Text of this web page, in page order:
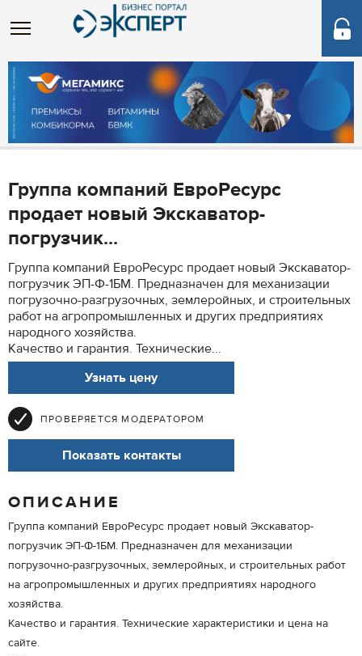
Группа компаний ЕвроРесурс
продает новый Экскаватор-
погрузчик...
Группа компаний ЕвроРесурс продает новый Экскаватор-
погрузчик ЭП-Ф-1БМ. Предназначен для механизации
погрузочно-разгрузочных, землеройных, и строительных
работ на агропромышленных и других предприятиях
народного хозяйства.
Качество и гарантия. Технические...
Узнать цену
ПРОВЕРЯЕТСЯ МОДЕРАТОРОМ
Показать контакты
ОПИСАНИЕ
Группа компаний ЕвроРесурс продает новый Экскаватор-
погрузчик ЭП-Ф-1БМ. Предназначен для механизации
погрузочно-разгрузочных, землеройных, и строительных работ
на агропромышленных и других предприятиях народного
хозяйства.
Качество и гарантия. Технические характеристики и цена на
сайте.